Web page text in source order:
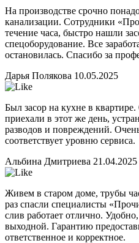
На производстве срочно
канализации. Сотрудники
течение часа, быстро нашли
спецоборудование. Все
остановилась. Спасибо за
Дарья Полякова 10.05.2025
Был засор на кухне в
приехали в этот же день,
разводов и повреждений.
соответствует уровню сервиса.
Альбина Дмитриева 21.04.2025
Живем в старом доме, трубы
раз спасли специалисты
слив работает отлично.
выходной. Гарантию
ответственное и корректное.